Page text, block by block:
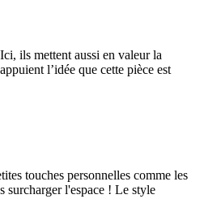
ils mettent aussi en valeur la
l’idée que cette pièce est
touches personnelles comme les
surcharger l'espace ! Le style